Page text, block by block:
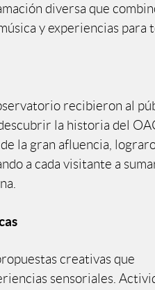
diversa que
y experiencias para
recibieron al
la historia del
la gran afluencia,
a cada visitante a
creativas que
sensoriales.